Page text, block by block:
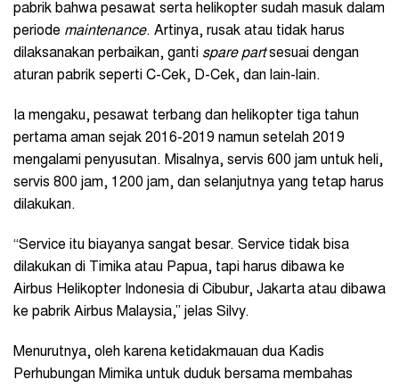
pabrik bahwa pesawat serta helikopter sudah masuk dalam
periode maintenance. Artinya, rusak atau tidak harus
dilaksanakan perbaikan, ganti spare partsesuai dengan
aturan pabrik seperti C-Cek, D-Cek, dan lain-lain.
Ia mengaku, pesawat terbang dan helikopter tiga tahun
pertama aman sejak 2016-2019 namun setelah 2019
mengalami penyusutan. Misalnya, servis 600 jam untuk heli,
servis 800 jam, 1200 jam, dan selanjutnya yang tetap harus
dilakukan.
“Service itu biayanya sangat besar. Service tidak bisa
dilakukan di Timika atau Papua, tapi harus dibawa ke
Airbus Helikopter Indonesia di Cibubur, Jakarta atau dibawa
ke pabrik Airbus Malaysia,” jelas Silvy.
Menurutnya, oleh karena ketidakmauan dua Kadis
Perhubungan Mimika untuk duduk bersama membahas